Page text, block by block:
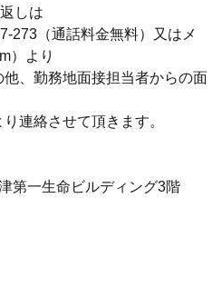
しは
273（通話料金無料）又はメ
）より
、勤務地面接担当者からの面
連絡させて頂きます。
第一生命ビルディング3階